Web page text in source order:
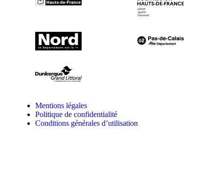
Mentions légales
Politique de confidentialité
Conditions générales d’utilisation